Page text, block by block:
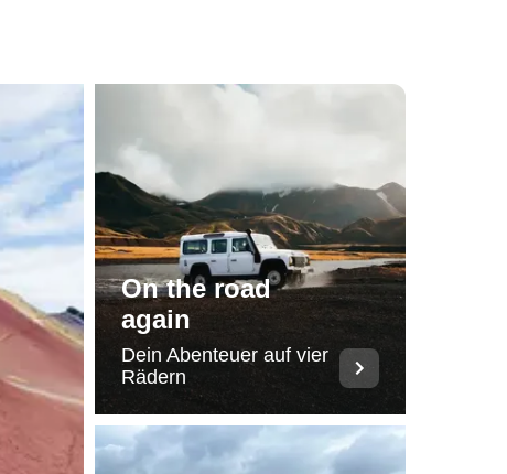
On the road
again
Dein Abenteuer auf vier
Rädern